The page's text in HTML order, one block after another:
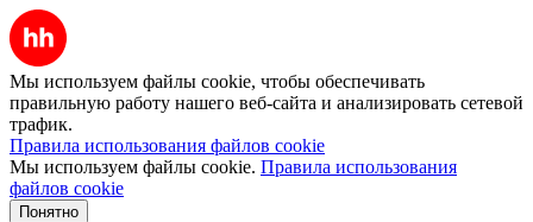
Мы используем файлы cookie, чтобы обеспечивать
правильную работу нашего веб-сайта и анализировать сетевой
трафик.
Правила использования файлов cookie
Мы используем файлы cookie. Правила использования
файлов cookie
Понятно